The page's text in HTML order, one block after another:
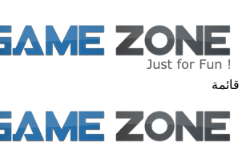
قائمة